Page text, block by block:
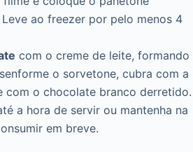
ao freezer por pelo menos 4
com o creme de leite, formando
o sorvetone, cubra com a
com o chocolate branco derretido.
a hora de servir ou mantenha na
em breve.